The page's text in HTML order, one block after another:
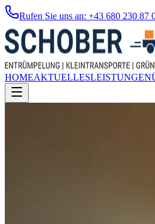
Rufen Sie uns an: +43 680 230 87
HOMEAKTUELLESLEISTUNGEN